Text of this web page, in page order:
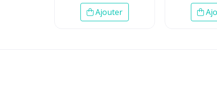
Ajouter